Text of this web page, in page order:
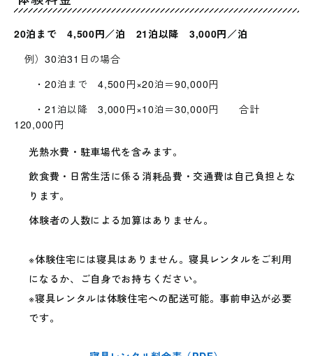
20泊まで4,500円／泊 21泊以降 3,000円／泊
例）30泊31日の場合
・20泊まで 4,500円×20泊＝90,000円
・21泊以降 3,000円×10泊＝30,000円 合計
120,000円
光熱水費・駐車場代を含みます。
飲食費・日常生活に係る消耗品費・交通費は自己負担とな
ります。
体験者の人数による加算はありません。
※体験住宅には寝具はありません。寝具レンタルをご利用
になるか、ご自身でお持ちください。
※寝具レンタルは体験住宅への配送可能。事前申込が必要
です。